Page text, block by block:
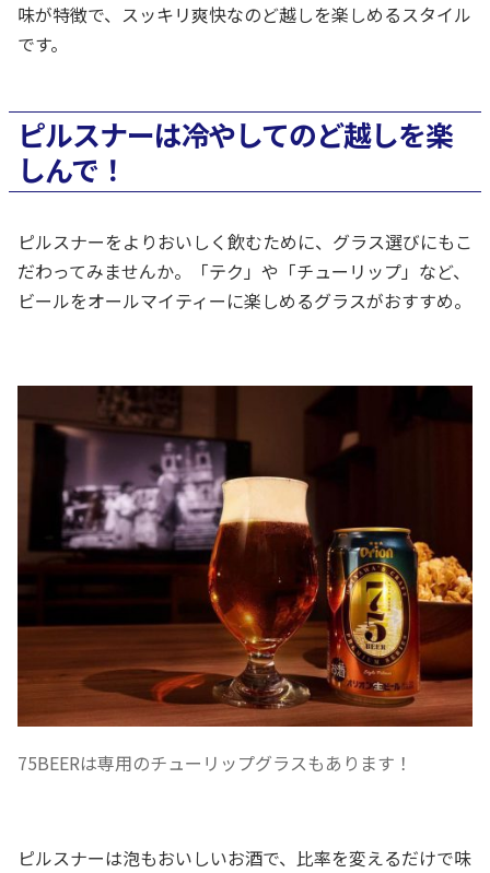
味が特徴で、スッキリ爽快なのど越しを楽しめるスタイル
です。
ピルスナーは冷やしてのど越しを楽
しんで！
ピルスナーをよりおいしく飲むために、グラス選びにもこ
だわってみませんか。「テク」や「チューリップ」など、
ビールをオールマイティーに楽しめるグラスがおすすめ。
75BEERは専用のチューリップグラスもあります！
ピルスナーは泡もおいしいお酒で、比率を変えるだけで味